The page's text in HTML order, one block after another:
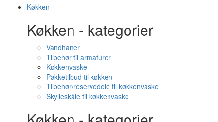
Køkken
Køkken - kategorier
Vandhaner
Tilbehør til armaturer
Køkkenvaske
Pakketilbud til køkken
Tilbehør/reservedele til køkkenvaske
Skylleskåle til køkkenvaske